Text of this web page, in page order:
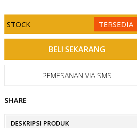
STOCK TERSEDIA
PEMESANAN VIA SMS
SHARE
DESKRIPSI PRODUK